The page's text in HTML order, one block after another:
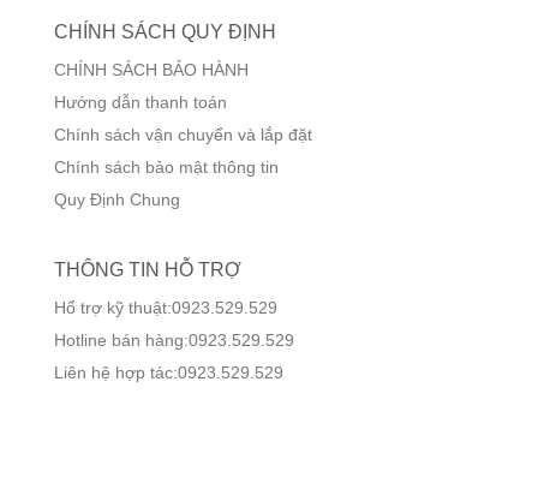
CHÍNH SÁCH QUY ĐỊNH
CHÍNH SÁCH BẢO HÀNH
Hướng dẫn thanh toán
Chính sách vận chuyển và lắp đặt
Chính sách bảo mật thông tin
Quy Định Chung
THÔNG TIN HỖ TRỢ
Hổ trợ kỹ thuật:0923.529.529
Hotline bán hàng:0923.529.529
Liên hệ hợp tác:0923.529.529